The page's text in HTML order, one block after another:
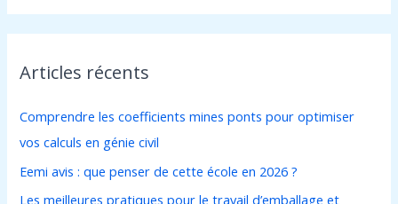
c
e
c
h
e
r
Articles récents
Comprendre les coefficients mines ponts pour optimiser
vos calculs en génie civil
Eemi avis : que penser de cette école en 2026 ?
Les meilleures pratiques pour le travail d’emballage et